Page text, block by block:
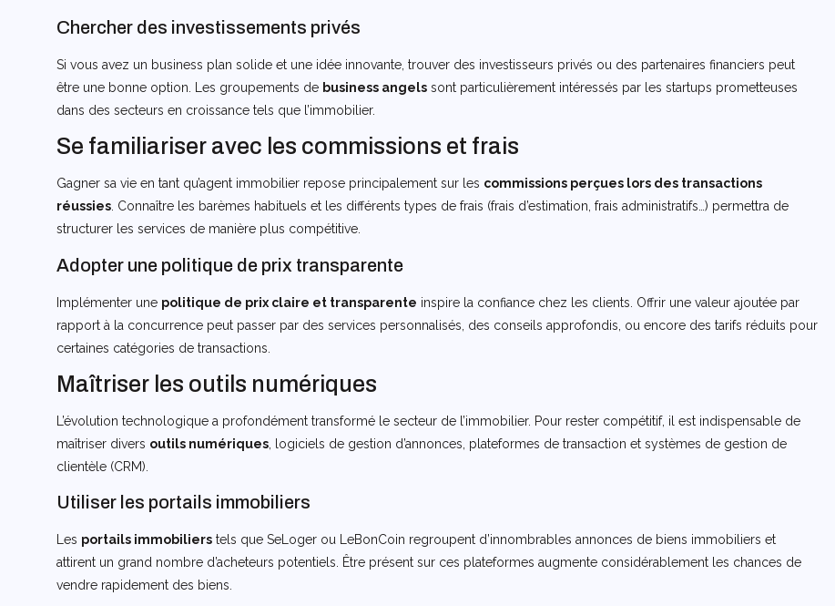
Chercher des investissements privés
Si vous avez un business plan solide et une idée innovante, trouver des investisseurs privés ou des partenaires financiers peut
être une bonne option. Les groupements de business angels sont particulièrement intéressés par les startups prometteuses
dans des secteurs en croissance tels que l’immobilier.
Se familiariser avec les commissions et frais
Gagner sa vie en tant qu’agent immobilier repose principalement sur les commissions perçues lors des transactions
réussies . Connaître les barèmes habituels et les différents types de frais (frais d’estimation, frais administratifs…) permettra de
structurer les services de manière plus compétitive.
Adopter une politique de prix transparente
Implémenter une politique de prix claire et transparente inspire la confiance chez les clients. Offrir une valeur ajoutée par
rapport à la concurrence peut passer par des services personnalisés, des conseils approfondis, ou encore des tarifs réduits pour
certaines catégories de transactions.
Maîtriser les outils numériques
L’évolution technologique a profondément transformé le secteur de l’immobilier. Pour rester compétitif, il est indispensable de
maîtriser divers outils numériques , logiciels de gestion d’annonces, plateformes de transaction et systèmes de gestion de
clientèle (CRM).
Utiliser les portails immobiliers
Les portails immobiliers tels que SeLoger ou LeBonCoin regroupent d’innombrables annonces de biens immobiliers et
attirent un grand nombre d’acheteurs potentiels. Être présent sur ces plateformes augmente considérablement les chances de
vendre rapidement des biens.